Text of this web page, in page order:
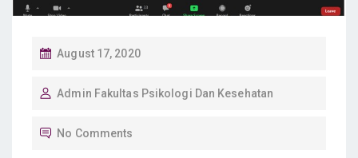
P
S
August 17, 2020
Admin Fakultas Psikologi Dan Kesehatan
No Comments